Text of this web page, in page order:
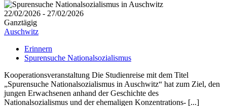
22/02/2026 - 27/02/2026
Ganztägig
Auschwitz
Erinnern
Spurensuche Nationalsozialismus
Kooperationsveranstaltung Die Studienreise mit dem Titel
„Spurensuche Nationalsozialismus in Auschwitz“ hat zum Ziel, den
jungen Erwachsenen anhand der Geschichte des
Nationalsozialismus und der ehemaligen Konzentrations- [...]